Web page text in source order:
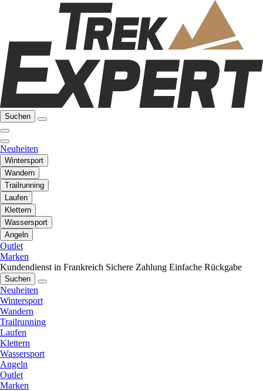
Suchen
Neuheiten
Wintersport
Wandern
Trailrunning
Laufen
Klettern
Wassersport
Angeln
Outlet
Marken
Kundendienst in Frankreich Sichere Zahlung Einfache Rückgabe
Suchen
Neuheiten
Wintersport
Wandern
Trailrunning
Laufen
Klettern
Wassersport
Angeln
Outlet
Marken